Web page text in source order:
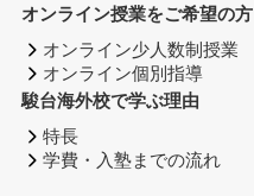
オンライン授業をご希望の方
オンライン少人数制授業
オンライン個別指導
駿台海外校で学ぶ理由
特長
学費・入塾までの流れ